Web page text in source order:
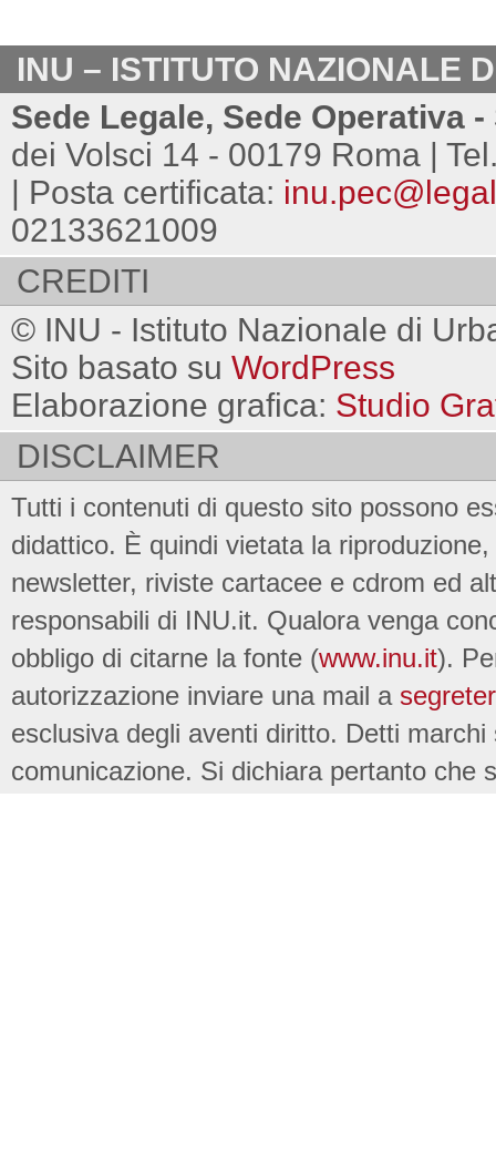
INU – ISTITUTO NAZIONALE
Sede Legale, Sede Operativa
dei Volsci 14 - 00179 Roma |
| Posta certificata:
02133621009
CREDITI
© INU - Istituto Nazionale di
Sito basato su WordPress
Elaborazione grafica: Studio
DISCLAIMER
Tutti i contenuti di questo sito possono
didattico. È quindi vietata la
newsletter, riviste cartacee e cdrom ed
responsabili di INU.it. Qualora venga
obbligo di citarne la fonte (www.inu.it).
autorizzazione inviare una mail a
esclusiva degli aventi diritto. Detti
comunicazione. Si dichiara pertanto che